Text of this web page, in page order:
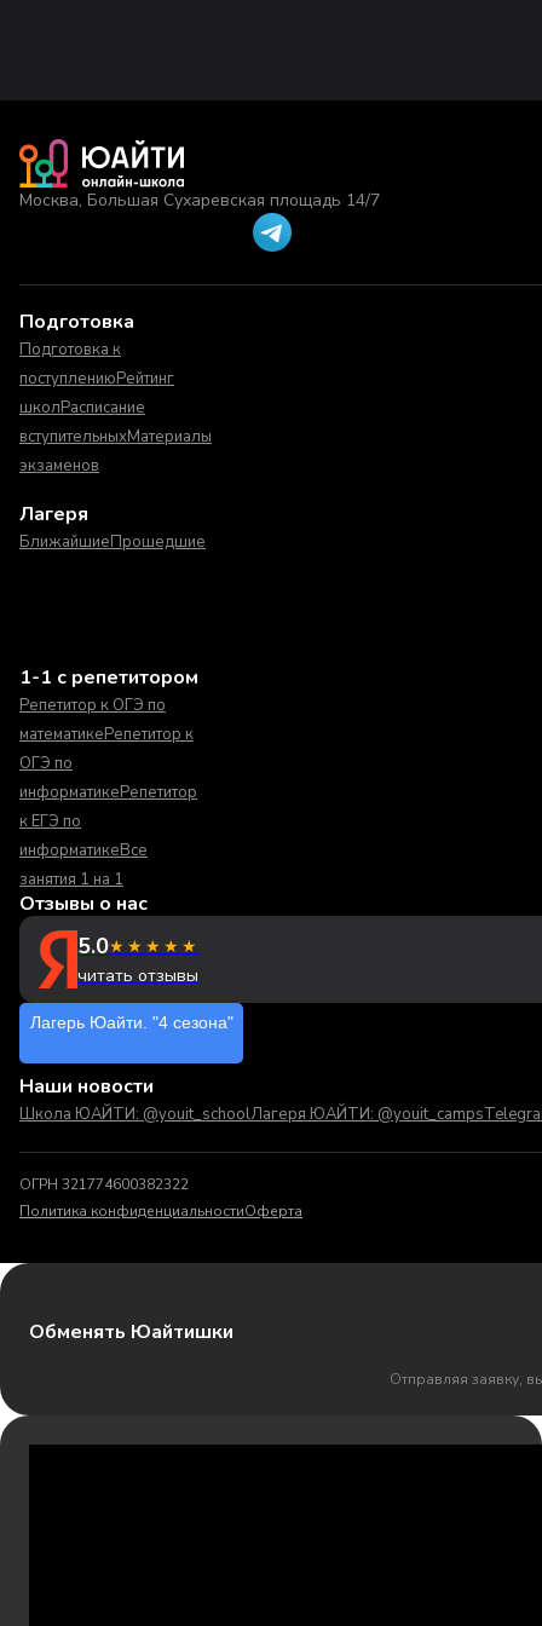
Москва, Большая Сухаревская площадь 14/7
Подготовка
Подготовка к
поступлениюРейтинг
школРасписание
вступительныхМатериалы
экзаменов
Лагеря
БлижайшиеПрошедшие
1-1 с репетитором
Репетитор к ОГЭ по
математикеРепетитор к
ОГЭ по
информатикеРепетитор
к ЕГЭ по
информатикеВсе
занятия 1 на 1
Отзывы о нас
5.0★★★★★
читать отзывы
Лагерь Юайти. "4 сезона"
Наши новости
Школа ЮАЙТИ: @youit_schoolЛагеря ЮАЙТИ: @youit_camps
ОГРН 321774600382322
Политика конфиденциальностиОферта
Обменять Юайтишки
Отправляя заявку,